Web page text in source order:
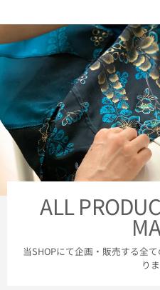
ALL
当SHOPにて企画・販売する全
りま